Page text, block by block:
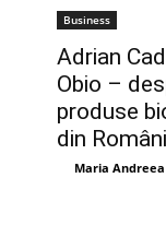
Business
Adrian
Obio –
produse
din
Maria